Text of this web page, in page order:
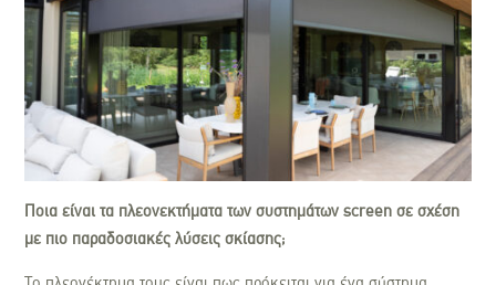
Ποια είναι τα πλεονεκτήματα των συστημάτων screen σε σχέση
με πιο παραδοσιακές λύσεις σκίασης;